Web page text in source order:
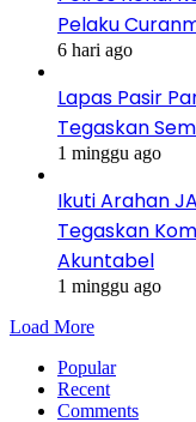
Pelaku
6 hari ago
Lapas Pasir
Tegaskan
1 minggu ago
Ikuti Arahan
Tegaskan
Akuntabel
1 minggu ago
Load More
Popular
Recent
Comments